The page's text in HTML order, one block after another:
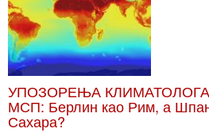
УПОЗОРЕЊА
МСП: Берлин као Рим, а
Сахара?